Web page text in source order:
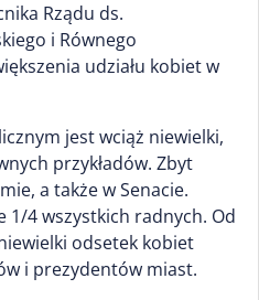
Rządu ds.
i Równego
udziału kobiet w
jest wciąż niewielki,
przykładów. Zbyt
a także w Senacie.
1/4 wszystkich radnych. Od
odsetek kobiet
i prezydentów miast.